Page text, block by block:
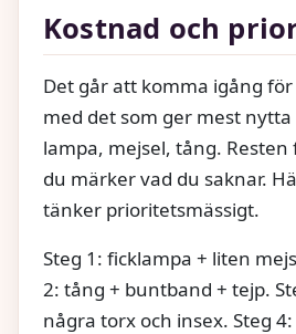
Kostnad och
Det går att komma igång
med det som ger mest
lampa, mejsel, tång.
du märker vad du saknar.
tänker prioritetsmässigt.
Steg 1: ficklampa + liten
2: tång + buntband + tejp.
några torx och insex. Steg